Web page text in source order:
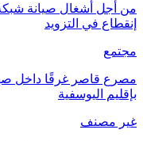
من أجل أشغال صيانة
إنقطاع في التزويد
مجتمع
مصرع قاصر غرقًا داخل
بإقليم اليوسفية
غير مصنف